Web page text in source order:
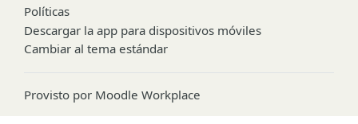
Políticas
Descargar la app para dispositivos móviles
Cambiar al tema estándar
Provisto por Moodle Workplace